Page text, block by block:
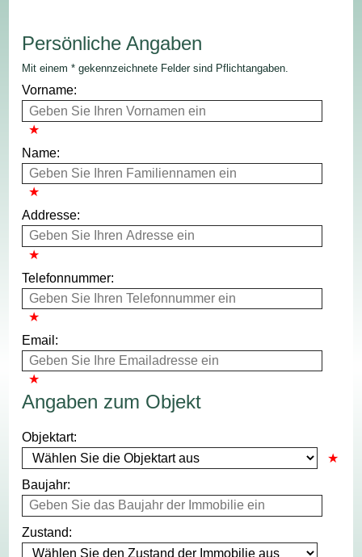
Persönliche Angaben
Mit einem * gekennzeichnete Felder sind Pflichtangaben.
Vorname:
Name:
Addresse:
Telefonnummer:
Email:
Angaben zum Objekt
Objektart:
Baujahr:
Zustand: